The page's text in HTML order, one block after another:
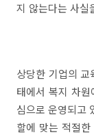
지 않는다는 사실
상당한 기업의
태에서 복지 차
심으로 운영되고
할에 맞는 적절